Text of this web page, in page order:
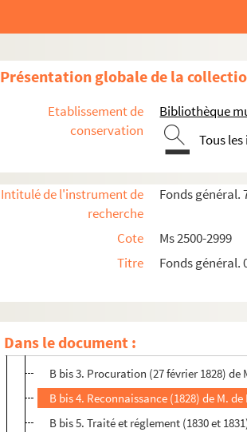
Présentation globale de la
Etablissement de
conservation
Bibliothèque
Tous
Intitulé de l'instrument de
recherche
Fonds général.
Cote
Ms 2500-2999
Titre
Fonds général.
Dans le document :
Ms 2983. "N° Abis 1 à Abis 9.
Ms 2985. "N° Abis 43 à Abis N° 66.
Ms 2986. "N° 67 Abis à Abis N° 110.
Ms 2987. "N° 111 Abis à Abis 187.
Ms 2988. "N° 188 Abis à Abis N° 235.
Ms 2989. "N° 236 Abis à Abis N° 251.
Ms 2990. "N° 252 Abis à Abis N° 303.
Ms 2991. Documents divers.
B bis 1. 6 déclarations par Charles de
B bis 2. 3 reconnaissances (1826) par
B bis 3. Procuration (27 février 1828)
B bis 4. Reconnaissance (1828) de M.
B bis 5. Traité et réglement (1830 et